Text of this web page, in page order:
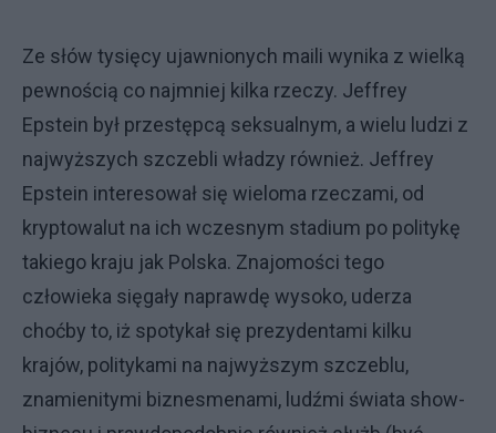
Ze słów tysięcy ujawnionych maili wynika z wielką
pewnością co najmniej kilka rzeczy. Jeffrey
Epstein był przestępcą seksualnym, a wielu ludzi z
najwyższych szczebli władzy również. Jeffrey
Epstein interesował się wieloma rzeczami, od
kryptowalut na ich wczesnym stadium po politykę
takiego kraju jak Polska. Znajomości tego
człowieka sięgały naprawdę wysoko, uderza
choćby to, iż spotykał się prezydentami kilku
krajów, politykami na najwyższym szczeblu,
znamienitymi biznesmenami, ludźmi świata show-